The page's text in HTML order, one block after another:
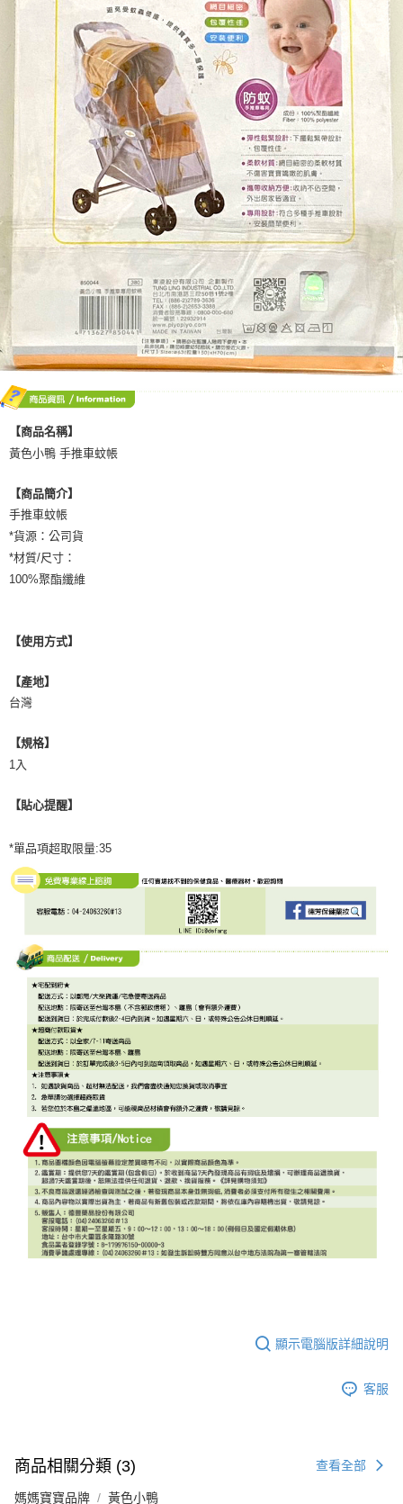
權轉讓予恩沛科技股份有限公司。
２．關於個人資料處理事宜，請瀏覽以下網址：
https://aftee.tw/terms/#terms3
３．未成年的使用者請事先徵得法定代理人或監護人之同意方可使用
「AFTEE先享後付」，若未經同意申辦者引起之損失，本公司不負相關責
４．使用「AFTEE先享後付」時，將依據個別帳號之用戶狀況，依本公司即
時審查核予不同之上限額度；若仍有額度不足之情形，本公司將視審查結果
請求用戶進行身份認證。
５．嚴禁一人註冊多個帳號或使用他人資訊註冊。若發現惡意使用之情形，
恩沛科技股份有限公司將有權停止該用戶之使用額度並採取法律行動。
【商品名稱】
黃色小鴨 手推車蚊帳
【商品簡介】
手推車蚊帳
*貨源：公司貨
*材質/尺寸：
100%聚酯纖維
【使用方式】
【產地】
台灣
【規格】
1入
【貼心提醒】
*單品項超取限量:35
顯示電腦版詳細說明
客服
商品相關分類 (3) 查看全部
媽媽寶寶品牌 黃色小鴨